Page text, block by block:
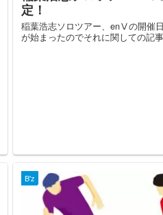
定！
稲葉浩志ソロツアー、enⅤの開催
が始まったのでそれに関しての記事
B'z